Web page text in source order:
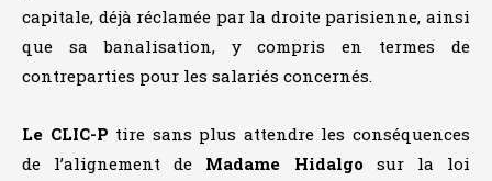
capitale, déjà réclamée par la droite parisienne, ainsi
que sa banalisation, y compris en termes de
contreparties pour les salariés concernés.
Le CLIC-P tire sans plus attendre les conséquences
de l’alignement de Madame Hidalgo sur la loi